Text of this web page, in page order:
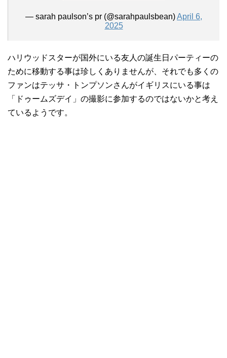
— sarah paulson’s pr (@sarahpaulsbean)April 6,
2025
ハリウッドスターが国外にいる友人の誕生日パーティーの
ために移動する事は珍しくありませんが、それでも多くの
ファンはテッサ・トンプソンさんがイギリスにいる事は
「ドゥームズデイ」の撮影に参加するのではないかと考え
ているようです。